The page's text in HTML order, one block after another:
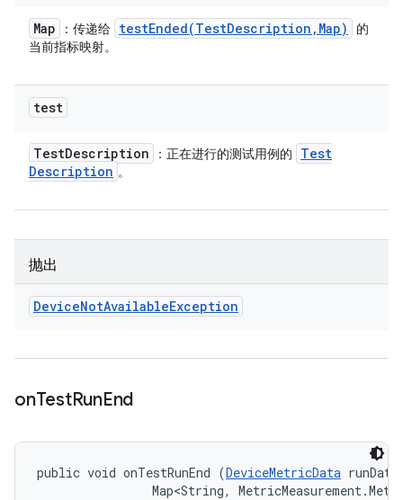
Map ：传递给 testEnded(TestDescription , Map)
的
当前指标映射。
test
TestDescription ：正在进行的测试用例的
Test
Description 。
抛出
DeviceNotAvailableException
onTestRunEnd
public void onTestRunEnd (DeviceMetricData
Map<String,